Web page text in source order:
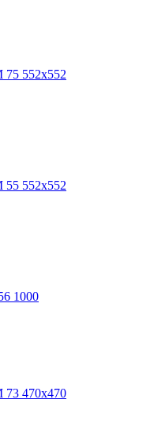
552х552
552х552
1000
73 470х470